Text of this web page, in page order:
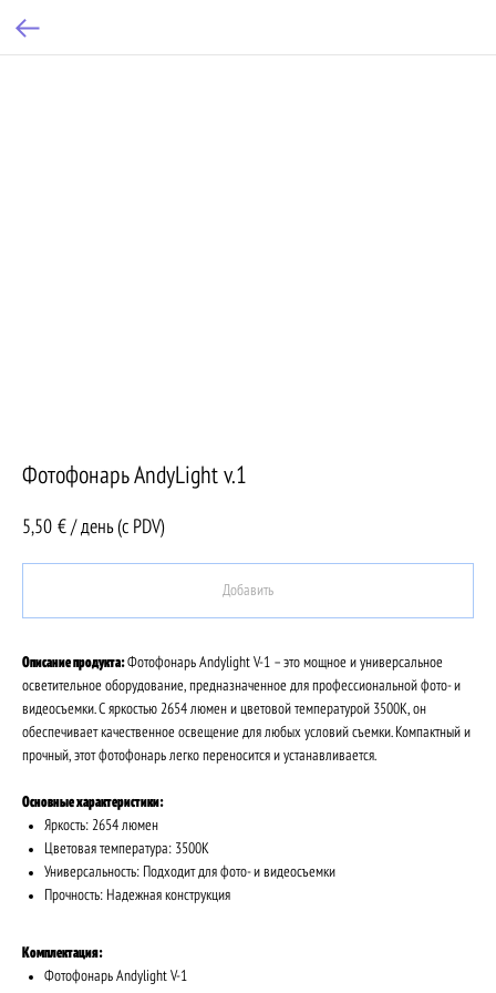
Фотофонарь AndyLight v.1
5,50 € / день (c PDV)
Добавить
Описание продукта:Фотофонарь Andylight V-1 – это мощное и универсальное
осветительное оборудование, предназначенное для профессиональной фото- и
видеосъемки. С яркостью 2654 люмен и цветовой температурой 3500K, он
обеспечивает качественное освещение для любых условий съемки. Компактный и
прочный, этот фотофонарь легко переносится и устанавливается.
Основные характеристики:
Яркость: 2654 люмен
Цветовая температура: 3500K
Универсальность: Подходит для фото- и видеосъемки
Прочность: Надежная конструкция
Комплектация:
Фотофонарь Andylight V-1